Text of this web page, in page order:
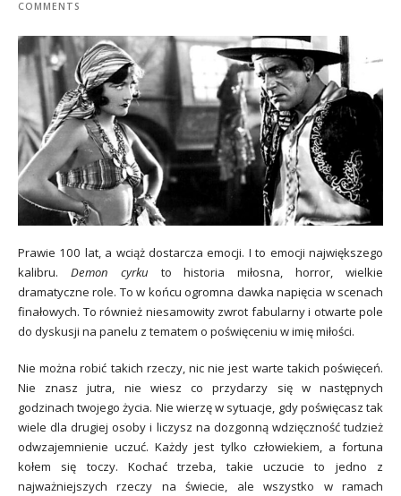
COMMENTS
Prawie 100 lat, a wciąż dostarcza emocji. I to emocji największego
kalibru. Demon cyrku to historia miłosna, horror, wielkie
dramatyczne role. To w końcu ogromna dawka napięcia w scenach
finałowych. To również niesamowity zwrot fabularny i otwarte pole
do dyskusji na panelu z tematem o poświęceniu w imię miłości.
Nie można robić takich rzeczy, nic nie jest warte takich poświęceń.
Nie znasz jutra, nie wiesz co przydarzy się w następnych
godzinach twojego życia. Nie wierzę w sytuacje, gdy poświęcasz tak
wiele dla drugiej osoby i liczysz na dozgonną wdzięczność tudzież
odwzajemnienie uczuć. Każdy jest tylko człowiekiem, a fortuna
kołem się toczy. Kochać trzeba, takie uczucie to jedno z
najważniejszych rzeczy na świecie, ale wszystko w ramach